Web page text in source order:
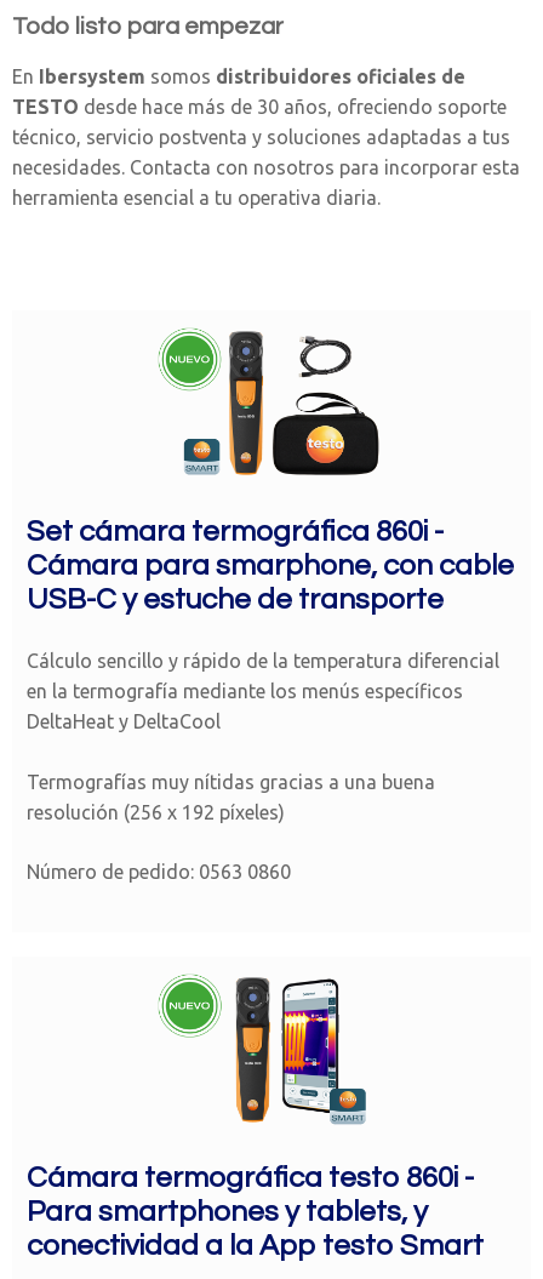
Todo listo para empezar
En Ibersystem somos distribuidores oficiales de
TESTO desde hace más de 30 años, ofreciendo soporte
técnico, servicio postventa y soluciones adaptadas a tus
necesidades. Contacta con nosotros para incorporar esta
herramienta esencial a tu operativa diaria.
Set cámara termográfica 860i -
Cámara para smarphone, con cable
USB-C y estuche de transporte
Cálculo sencillo y rápido de la temperatura diferencial
en la termografía mediante los menús específicos
DeltaHeat y DeltaCool
Termografías muy nítidas gracias a una buena
resolución (256 x 192 píxeles)
Número de pedido: 0563 0860
Cámara termográfica testo 860i -
Para smartphones y tablets, y
conectividad a la App testo Smart